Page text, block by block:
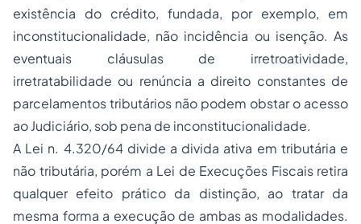
existência do crédito, fundada, por exemplo, em
inconstitucionalidade, não incidência ou isenção. As
eventuais cláusulas de irretroatividade,
irretratabilidade ou renúncia a direito constantes de
parcelamentos tributários não podem obstar o acesso
ao Judiciário, sob pena de inconstitucionalidade.
A Lei n. 4.320/64 divide a divida ativa em tributária e
não tributária, porém a Lei de Execuções Fiscais retira
qualquer efeito prático da distinção, ao tratar da
mesma forma a execução de ambas as modalidades.